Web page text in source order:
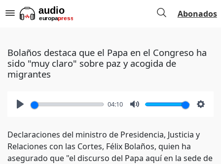
Abonados
Bolaños destaca que el Papa en el Congreso ha
sido "muy claro" sobre paz y acogida de
migrantes
04:10
Declaraciones del ministro de Presidencia, Justicia y
Relaciones con las Cortes, Félix Bolaños, quien ha
asegurado que "el discurso del Papa aquí en la sede de